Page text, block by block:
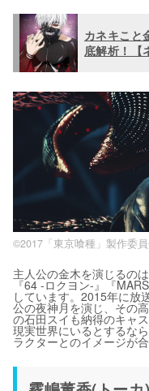
カネキこと
底解析！【
©2017「東京喰種」製作委
主人公の金木を演じるの
『64 -ロクヨン-』『
しています。2015年に放
公の夜神月を演じ、その
の石田スイも納得のキャ
現実世界にいるとするな
ラクターとのイメージが